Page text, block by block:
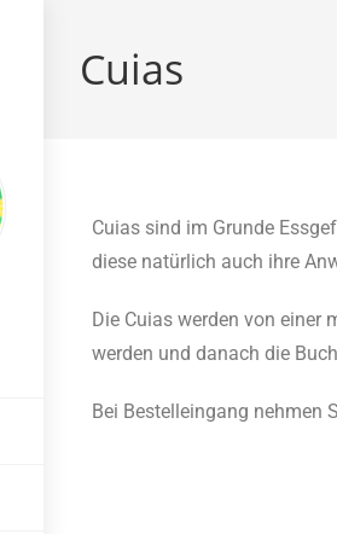
Cuias
Cuias sind im Grunde
diese natürlich auch ihre
Die Cuias werden von einer
werden und danach die
Bei Bestelleingang nehmen